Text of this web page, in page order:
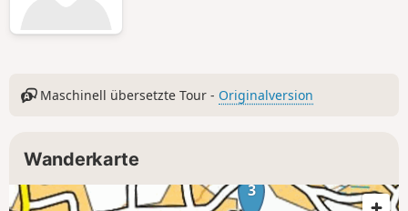
Maschinell übersetzte Tour - Originalversion
Wanderkarte
3